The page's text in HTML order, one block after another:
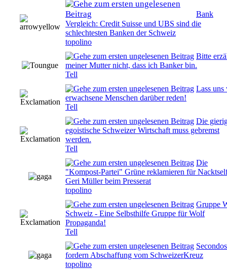
Bank
Vergleich: Credit Suisse und UBS sind die
schlechtesten Banken der Schweiz
topolino
0 Bewertung(en) - 0 von 5 durchschnittlich
Bitte
meiner Mutter nicht, dass ich Banker bin.
Tell
0 Bewertung(en) - 0 von 5 durchschnittlich
Lass uns
erwachsene Menschen darüber reden!
Tell
0 Bewertung(en) - 0 von 5 durchschnittlich
Die
egoistische Schweizer Wirtschaft muss gebremst
werden.
Tell
0 Bewertung(en) - 0 von 5 durchschnittlich
Die
"Kompost-Partei" Grüne reklamieren für
Geri Müller beim Presserat
topolino
0 Bewertung(en) - 0 von 5 durchschnittlich
Gruppe
Schweiz - Eine Selbsthilfe Gruppe für Wolf
Propaganda!
Tell
0 Bewertung(en) - 0 von 5 durchschnittlich
fordern Abschaffung vom SchweizerKreuz
topolino
0 Bewertung(en) - 0 von 5 durchschnittlich